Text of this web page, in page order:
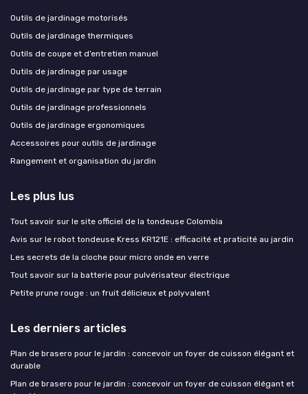
Outils de jardinage motorisés
Outils de jardinage thermiques
Outils de coupe et d’entretien manuel
Outils de jardinage par usage
Outils de jardinage par type de terrain
Outils de jardinage professionnels
Outils de jardinage ergonomiques
Accessoires pour outils de jardinage
Rangement et organisation du jardin
Les plus lus
Tout savoir sur le site officiel de la tondeuse Colombia
Avis sur le robot tondeuse Kress KR121E : efficacité et praticité au jardin
Les secrets de la cloche pour micro onde en verre
Tout savoir sur la batterie pour pulvérisateur électrique
Petite prune rouge : un fruit délicieux et polyvalent
Les derniers articles
Plan de brasero pour le jardin : concevoir un foyer de cuisson élégant et
durable
Plan de brasero pour le jardin : concevoir un foyer de cuisson élégant et